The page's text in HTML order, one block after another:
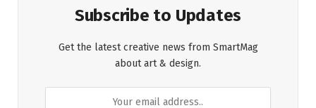
Subscribe to Updates
Get the latest creative news from SmartMag
about art & design.